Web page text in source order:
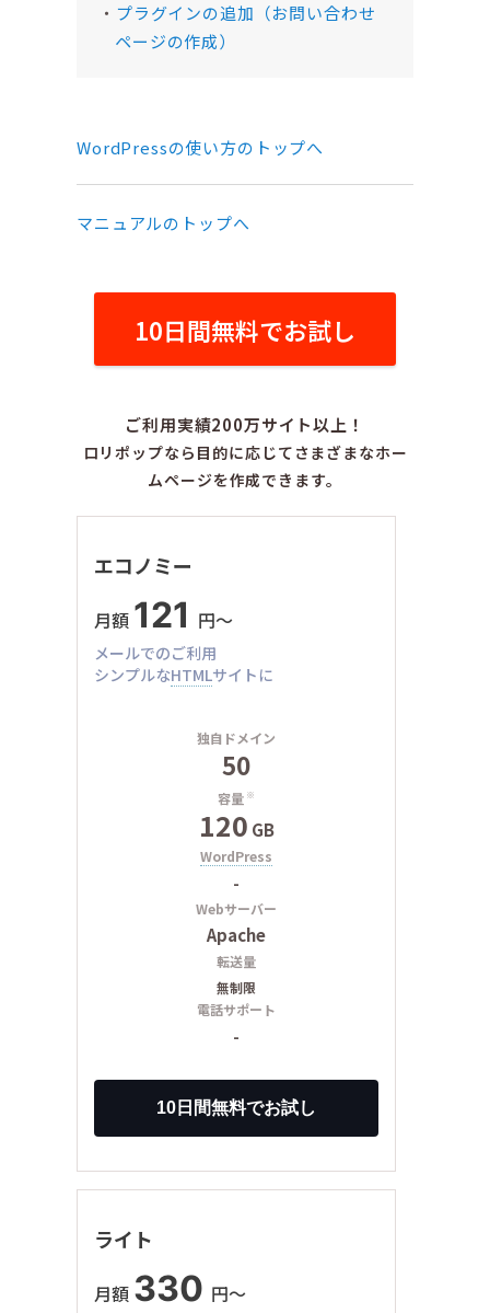
プラグインの追加（お問い合わせ
ページの作成）
WordPressの使い方のトップへ
マニュアルのトップへ
10日間無料でお試し
ご利用実績200万サイト以上！
ロリポップなら目的に応じてさまざまなホー
ムページを作成できます。
エコノミー
月額 121 円〜
メールでのご利用
シンプルなHTMLサイトに
独自ドメイン
50
容量 ※
120 GB
WordPress
-
Webサーバー
Apache
転送量
無制限
電話サポート
-
ライト
月額 330 円〜